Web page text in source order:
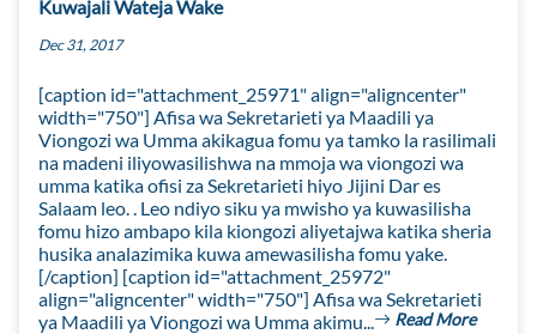
Kuwajali Wateja Wake
Dec 31, 2017
[caption id="attachment_25971" align="aligncenter"
width="750"] Afisa wa Sekretarieti ya Maadili ya
Viongozi wa Umma akikagua fomu ya tamko la rasilimali
na madeni iliyowasilishwa na mmoja wa viongozi wa
umma katika ofisi za Sekretarieti hiyo Jijini Dar es
Salaam leo. . Leo ndiyo siku ya mwisho ya kuwasilisha
fomu hizo ambapo kila kiongozi aliyetajwa katika sheria
husika analazimika kuwa amewasilisha fomu yake.
[/caption] [caption id="attachment_25972"
align="aligncenter" width="750"] Afisa wa Sekretarieti
ya Maadili ya Viongozi wa Umma akimu...
Read More